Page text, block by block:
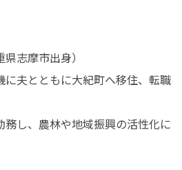
志摩市出身）
に夫とともに大紀町へ移住、転職
し、農林や地域振興の活性化に